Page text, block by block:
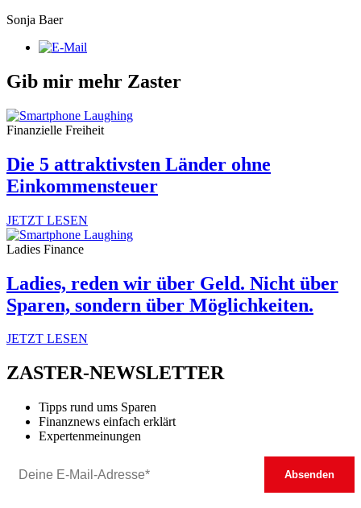
Sonja Baer
Gib mir mehr Zaster
Finanzielle Freiheit
Die 5 attraktivsten Länder ohne
Einkommensteuer
JETZT LESEN
Ladies Finance
Ladies, reden wir über Geld. Nicht über
Sparen, sondern über Möglichkeiten.
JETZT LESEN
ZASTER-NEWSLETTER
Tipps rund ums Sparen
Finanznews einfach erklärt
Expertenmeinungen